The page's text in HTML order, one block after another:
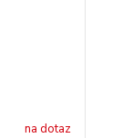
na dotaz